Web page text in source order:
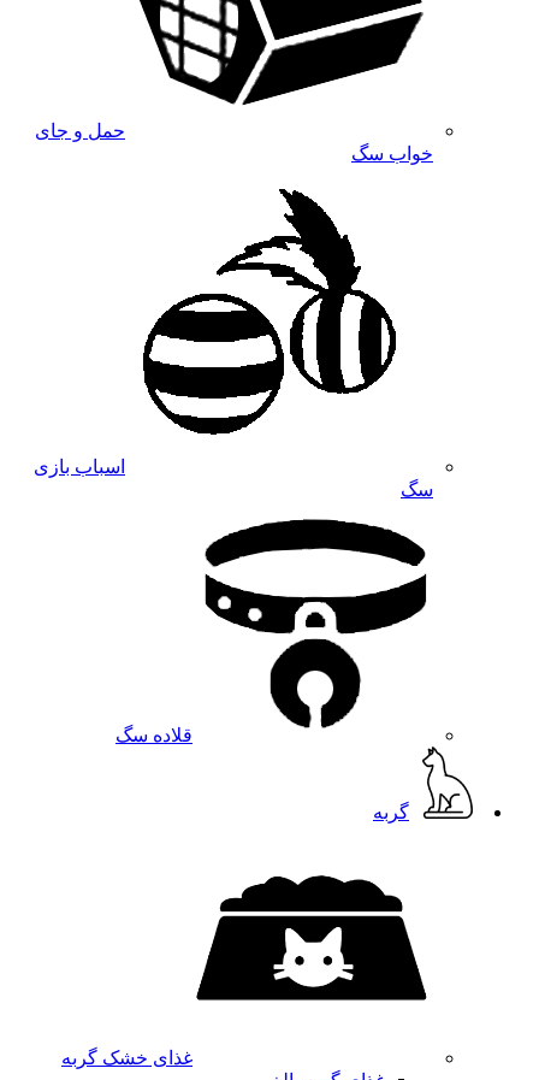
حمل و جای
خواب سگ
اسباب بازی
سگ
قلاده سگ
گربه
غذای خشک گربه